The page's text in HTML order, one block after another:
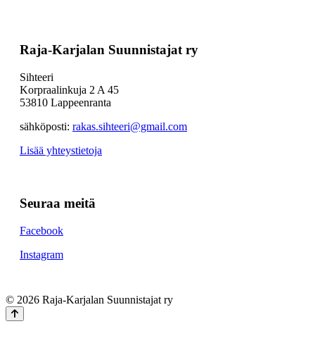
Raja-Karjalan Suunnistajat ry
Sihteeri
Korpraalinkuja 2 A 45
53810 Lappeenranta
sähköposti: rakas.sihteeri@gmail.com
Lisää yhteystietoja
Seuraa meitä
Facebook
Instagram
© 2026 Raja-Karjalan Suunnistajat ry